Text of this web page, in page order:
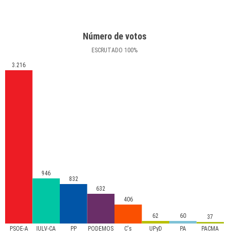
Número de votos
ESCRUTADO 100%
PSOE-A IULV-CA PP PODEMOS C's UPyD PA PACMA
3.216
946
832
632
406
62 60 37